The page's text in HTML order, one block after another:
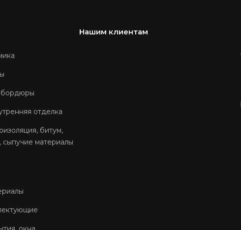
бордюры
отделка
битум,
сыпучие материалы
Нашим клиентам